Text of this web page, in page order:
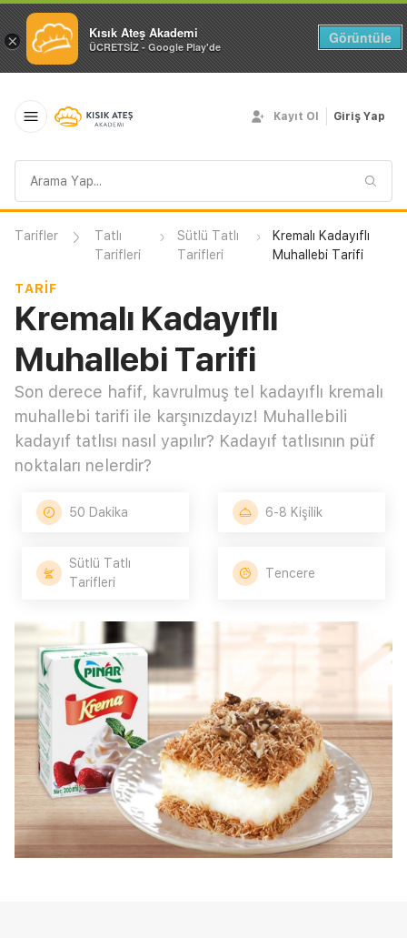
× Kısık Ateş Akademi
ÜCRETSİZ - Google Play'de
Görüntüle
sorgusu
Kayıt Ol Giriş Yap
Tarifler
Tatlı
Tarifleri
Sütlü Tatlı
Tarifleri
Kremalı Kadayıflı
Muhallebi Tarifi
TARIF
Kremalı Kadayıflı
Muhallebi Tarifi
Son derece hafif, kavrulmuş tel kadayıflı kremalı
muhallebi tarifi ile karşınızdayız! Muhallebili
kadayıf tatlısı nasıl yapılır? Kadayıf tatlısının püf
noktaları nelerdir?
50 Dakika 6-8 Kişilik
Sütlü Tatlı
Tarifleri
Tencere